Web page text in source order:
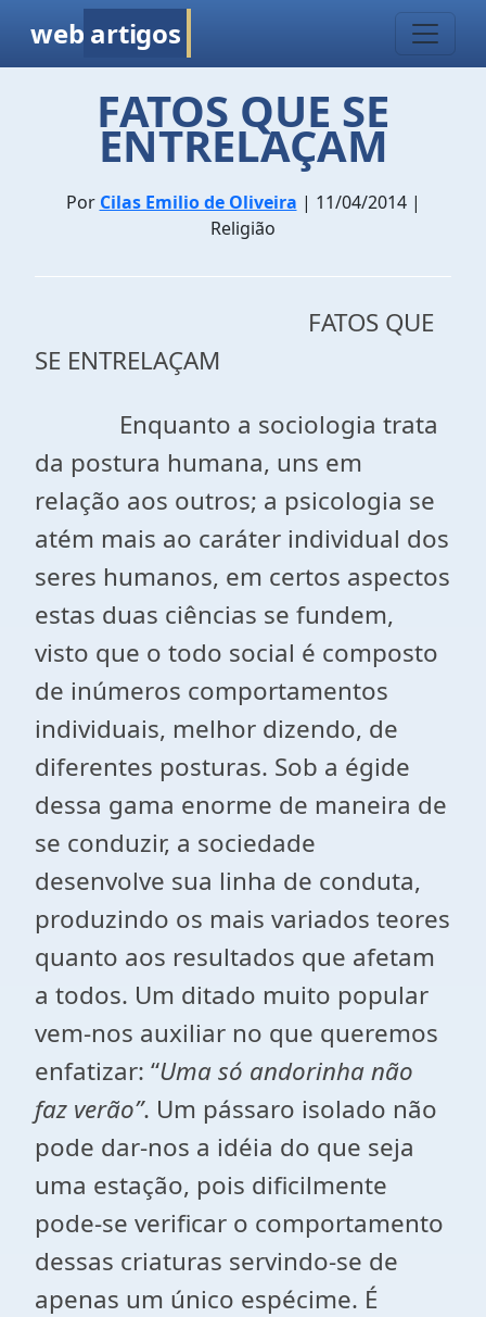
web artigos
FATOS QUE SE
ENTRELAÇAM
Por Cilas Emilio de Oliveira | 11/04/2014 |
Religião
FATOS QUE
SE ENTRELAÇAM
Enquanto a sociologia trata
da postura humana, uns em
relação aos outros; a psicologia se
atém mais ao caráter individual dos
seres humanos, em certos aspectos
estas duas ciências se fundem,
visto que o todo social é composto
de inúmeros comportamentos
individuais, melhor dizendo, de
diferentes posturas. Sob a égide
dessa gama enorme de maneira de
se conduzir, a sociedade
desenvolve sua linha de conduta,
produzindo os mais variados teores
quanto aos resultados que afetam
a todos. Um ditado muito popular
vem-nos auxiliar no que queremos
enfatizar: “Uma só andorinha não
faz verão”. Um pássaro isolado não
pode dar-nos a idéia do que seja
uma estação, pois dificilmente
pode-se verificar o comportamento
dessas criaturas servindo-se de
apenas um único espécime. É